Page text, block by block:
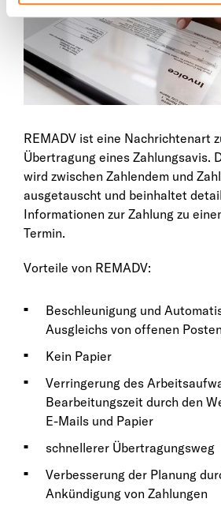
REMADV ist eine Nachrichtenart
Übertragung eines Zahlungsavis.
wird zwischen Zahlendem und
ausgetauscht und beinhaltet
Informationen zur Zahlung zu
Termin.
Vorteile von REMADV:
Beschleunigung und
Ausgleichs von offenen Posten
Kein Papier
Verringerung des
Bearbeitungszeit durch den
E-Mails und Papier
schnellerer Übertragungsweg
Verbesserung der Planung
Ankündigung von Zahlungen